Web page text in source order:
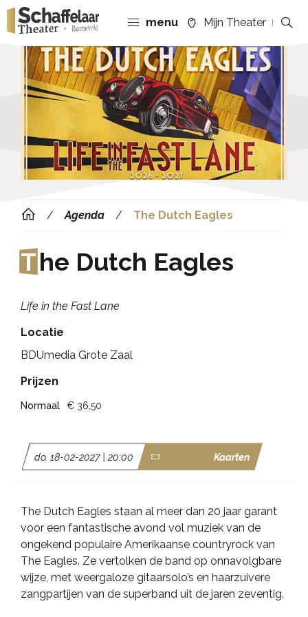
menu Mijn Theater
Agenda The Dutch Eagles
The Dutch Eagles
Life in the Fast Lane
The Dutch Eagles staan al meer dan 20 jaar garant
voor een fantastische avond vol muziek van de
ongekend populaire Amerikaanse countryrock van
The Eagles. Ze vertolken de band op onnavolgbare
wijze, met weergaloze gitaarsolo’s en haarzuivere
zangpartijen van de superband uit de jaren zeventig.
do. 18-02-2027 | 20:00 Kaarten
Locatie
BDUmedia Grote Zaal
Prijzen
Normaal € 36,50